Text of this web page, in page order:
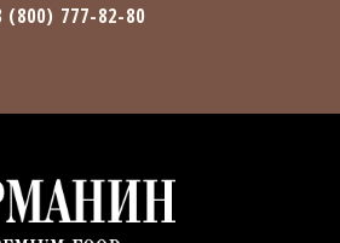
(800) 777-82-80